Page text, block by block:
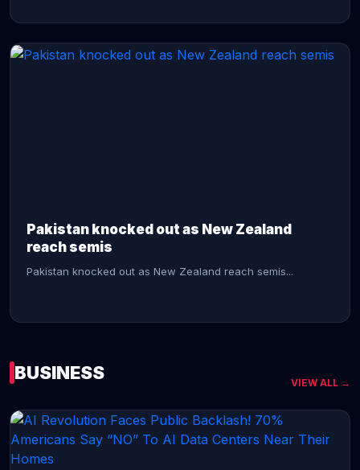
Pakistan knocked out as New Zealand
reach semis
Pakistan knocked out as New Zealand reach semis...
CONTINUE READING →
BUSINESS VIEW ALL →